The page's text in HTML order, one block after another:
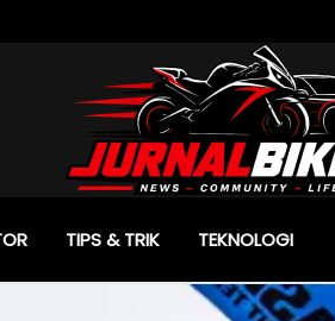
TIPS & TRIK TEKNOLOGI